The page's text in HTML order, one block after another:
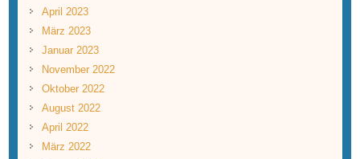
April 2023
März 2023
Januar 2023
November 2022
Oktober 2022
August 2022
April 2022
März 2022